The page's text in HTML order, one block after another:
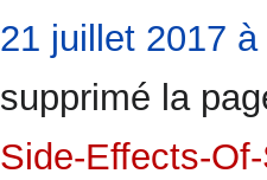
21 juillet 2017 à
supprimé la
Side-Effects-